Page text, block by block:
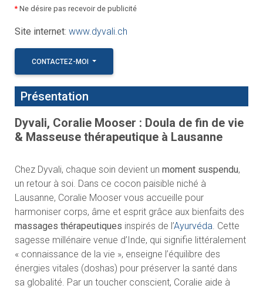
*Ne désire pas recevoir de publicité
Site internet: www.dyvali.ch
CONTACTEZ-MOI
Présentation
Dyvali, Coralie Mooser : Doula de fin de vie
& Masseuse thérapeutique à Lausanne
Chez Dyvali, chaque soin devient un moment suspendu,
un retour à soi. Dans ce cocon paisible niché à
Lausanne, Coralie Mooser vous accueille pour
harmoniser corps, âme et esprit grâce aux bienfaits des
massages thérapeutiques inspirés de l’Ayurvéda. Cette
sagesse millénaire venue d’Inde, qui signifie littéralement
« connaissance de la vie », enseigne l’équilibre des
énergies vitales (doshas) pour préserver la santé dans
sa globalité. Par un toucher conscient, Coralie aide à